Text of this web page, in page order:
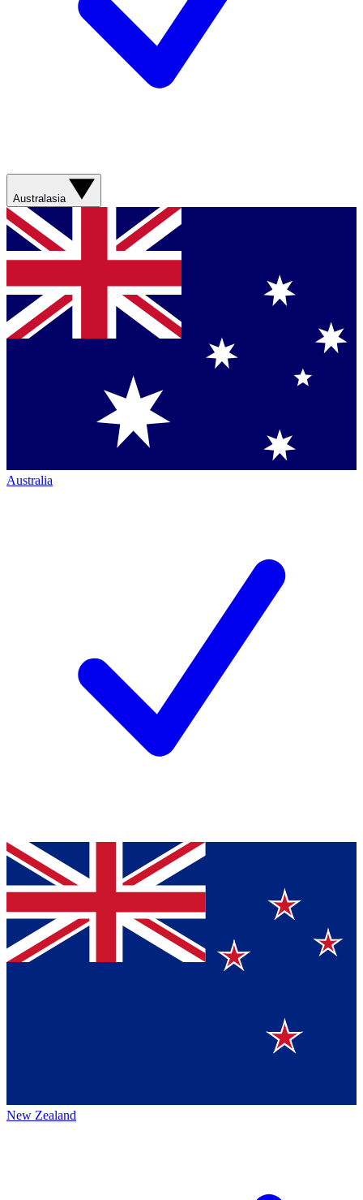
Australasia
Australia
New Zealand